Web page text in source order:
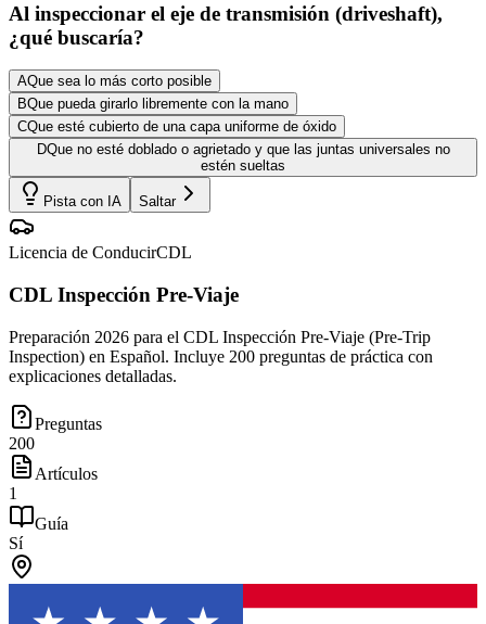
Al inspeccionar el eje de transmisión (driveshaft),
¿qué buscaría?
AQue sea lo más corto posible
BQue pueda girarlo libremente con la mano
CQue esté cubierto de una capa uniforme de óxido
DQue no esté doblado o agrietado y que las juntas universales no
estén sueltas
Pista con IA Saltar
Licencia de ConducirCDL
CDL Inspección Pre-Viaje
Preparación 2026 para el CDL Inspección Pre-Viaje (Pre-Trip
Inspection) en Español. Incluye 200 preguntas de práctica con
explicaciones detalladas.
Preguntas
200
Artículos
1
Guía
Sí